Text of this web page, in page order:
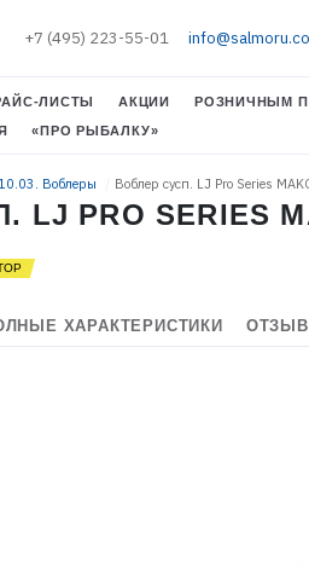
+7 (495) 223-55-01
ЛИСТЫ АКЦИИ
РОЗНИЧНЫМ
«ПРО РЫБАЛКУ»
Воблеры Воблер сусп. LJ Pro Series
PRO SERIES
ХАРАКТЕРИСТИКИ